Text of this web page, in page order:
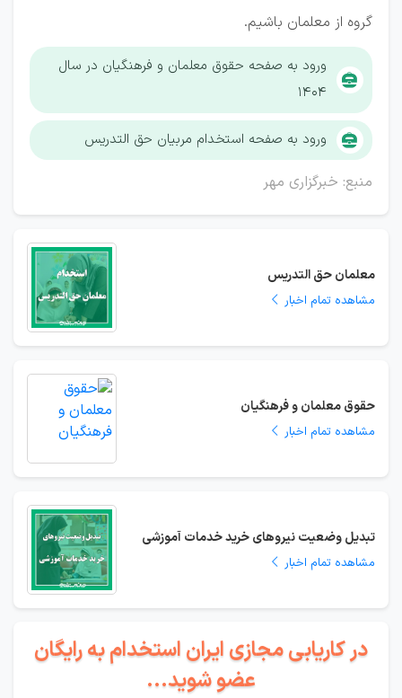
گروه از معلمان باشیم.
ورود به صفحه حقوق معلمان و فرهنگیان در سال
۱۴۰۴
ورود به صفحه استخدام مربیان حق التدریس
منبع: خبرگزاری مهر
معلمان حق التدریس
مشاهده تمام اخبار
حقوق معلمان و فرهنگیان
مشاهده تمام اخبار
تبدیل وضعیت نیروهای خرید خدمات آموزشی
مشاهده تمام اخبار
در کاریابی مجازی ایران استخدام به رایگان
عضو شوید...